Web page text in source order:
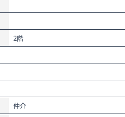
2階
室6畳
仲介